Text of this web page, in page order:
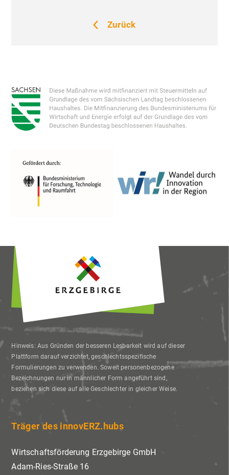
Zurück
Hinweis: Aus Gründen der besseren Lesbarkeit wird auf dieser
Plattform darauf verzichtet, geschlechtsspezifische
Formulierungen zu verwenden. Soweit personenbezogene
Bezeichnungen nur in männlicher Form angeführt sind,
beziehen sich diese auf alle Geschlechter in gleicher Weise.
Träger des innovERZ.hubs
Wirtschaftsförderung Erzgebirge GmbH
Adam-Ries-Straße 16
Diese Seite nutzt Website Tracking-
Interessen der Nutzer anzuzeigen. Ich bin
damit einverstanden und kann meine
Einwilligung jederzeit mit Wirkung für die